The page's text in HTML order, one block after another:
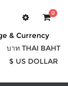
0
& Currency
บาท THAI BAHT
$ US DOLLAR